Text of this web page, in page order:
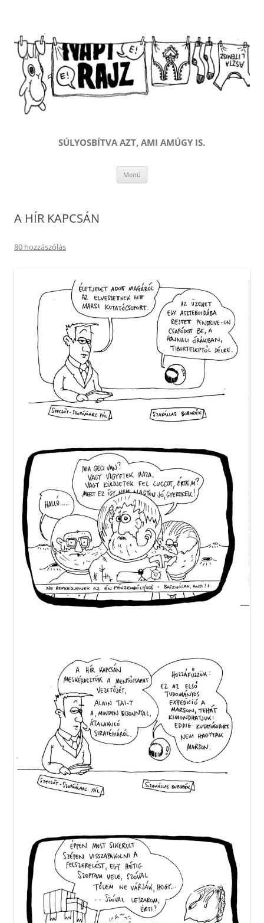
SÚLYOSBÍTVA AZT, AMI AMÚGY IS.
Menü
A HÍR KAPCSÁN
80 hozzászólás